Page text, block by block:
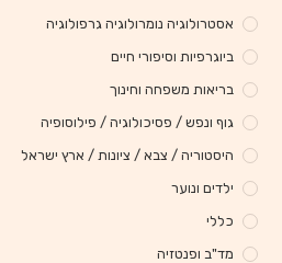
אסטרולוגיה נומרולוגיה גרפולוגיה
ביוגרפיות וסיפורי חיים
בריאות משפחה וחינוך
גוף ונפש / פסיכולוגיה / פילוסופיה
היסטוריה / צבא / ציונות / ארץ ישראל
ילדים ונוער
כללי
מד"ב ופנטזיה